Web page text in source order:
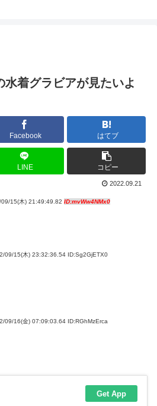
水着グラビアが見たいよ
Facebook はてブ
LINE コピー
2022.09.21
15(木) 21:49:49.82 ID:mvWw4NMx0
09/15(木) 23:32:36.54 ID:Sg2GjETX0
09/16(金) 07:09:03.64 ID:RGhMzErca